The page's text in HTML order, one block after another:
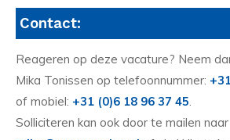
Contact:
Reageren op deze vacature? Neem
Mika Tonissen op telefoonnummer:
of mobiel: +31 (0)6 18 96 37 45.
Solliciteren kan ook door te mailen naar